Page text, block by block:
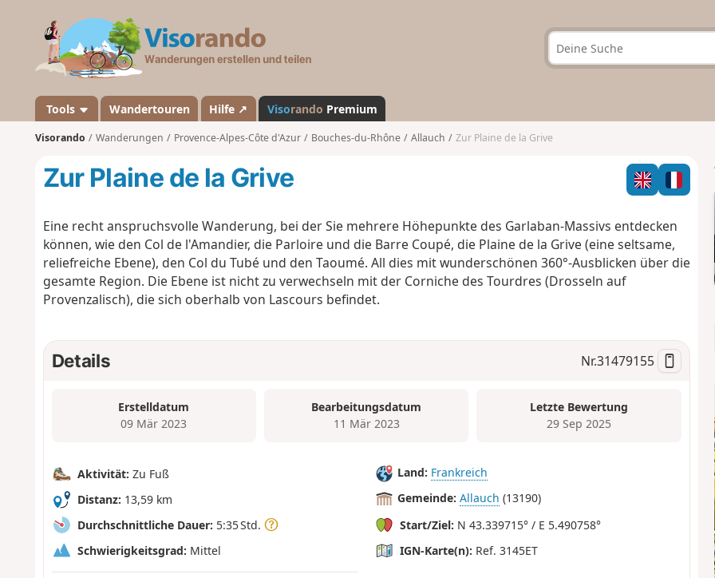
a
n
d
Tools Wandertouren Hilfe ↗ Visorando Premium
Visorando Wanderungen Provence-Alpes-Côte d'Azur Bouches-du-Rhône Allauch Zur Plaine de la Grive
Zur Plaine de la Grive
Eine recht anspruchsvolle Wanderung, bei der Sie mehrere Höhepunkte des Garlaban-Massivs entdecken
können, wie den Col de l'Amandier, die Parloire und die Barre Coupé, die Plaine de la Grive (eine seltsame,
reliefreiche Ebene), den Col du Tubé und den Taoumé. All dies mit wunderschönen 360°-Ausblicken über die
gesamte Region. Die Ebene ist nicht zu verwechseln mit der Corniche des Tourdres (Drosseln auf
Provenzalisch), die sich oberhalb von Lascours befindet.
Details Nr.31479155
Erstelldatum
09 Mär 2023
Bearbeitungsdatum
11 Mär 2023
Letzte Bewertung
29 Sep 2025
Aktivität: Zu Fuß
Distanz: 13,59 km
Durchschnittliche Dauer: 5:35 Std.
Schwierigkeitsgrad: Mittel
Land: Frankreich
Gemeinde: Allauch (13190)
Start/Ziel: N 43.339715° / E 5.490758°
IGN-Karte(n): Ref. 3145ET